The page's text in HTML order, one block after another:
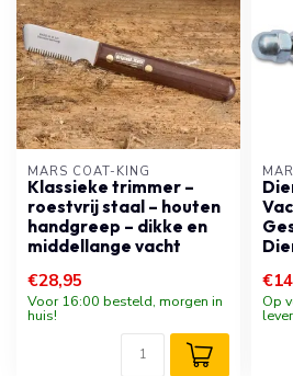
MARS COAT-KING
Klassieke trimmer –
roestvrij staal – houten
handgreep – dikke en
middellange vacht
€28,95
Voor 16:00 besteld, morgen in
huis!
Op